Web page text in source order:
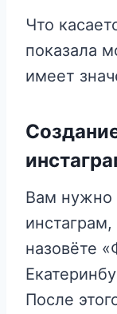
Что
показала
имеет
Вам нужно
назовёте
После